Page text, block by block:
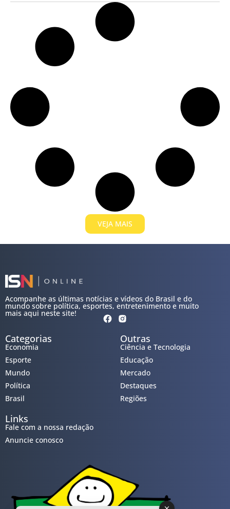
VEJA MAIS
Acompanhe as últimas notícias e vídeos do Brasil e do
mundo sobre política, esportes, entretenimento e muito
mais aqui neste site!
Categorias
Economia
Esporte
Mundo
Política
Brasil
Outras
Ciência e Tecnologia
Educação
Mercado
Destaques
Regiões
Links
Fale com a nossa redação
Anuncie conosco